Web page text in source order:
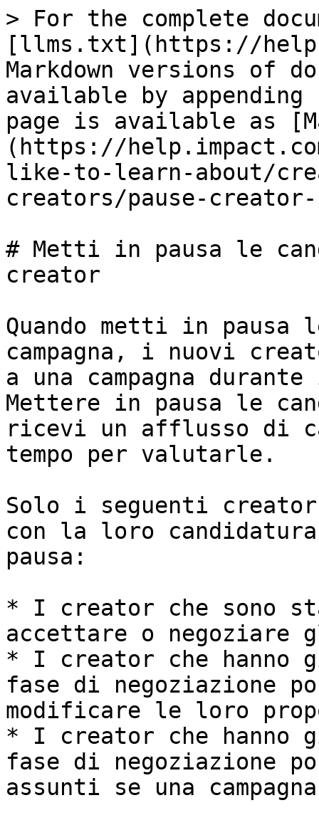
> For the complete
[llms.txt](https://
Markdown versions of
available by
page is available as
(https://
like-to-learn-about/
creators/pause-
# Metti in pausa le
creator
Quando metti in
campagna, i nuovi
a una campagna
Mettere in pausa le
ricevi un afflusso di
tempo per valutarle.
Solo i seguenti creator
con la loro candidatura
pausa:
* I creator che sono
accettare o
* I creator che hanno
fase di negoziazione
modificare le loro
* I creator che hanno
fase di negoziazione
assunti se una